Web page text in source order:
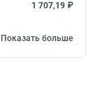
1 707,19 ₽
Показать больше